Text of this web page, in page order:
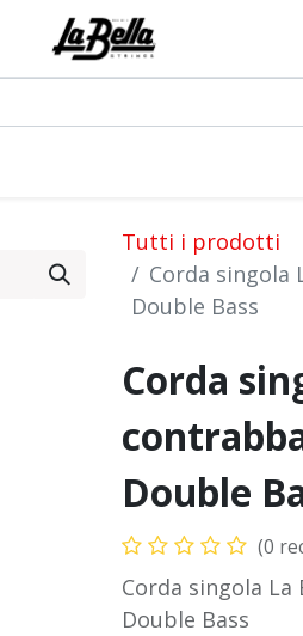
Tutti i prodotti
Corda singola
Double Bass
Corda
Double
(0
Corda singola
Double Bass